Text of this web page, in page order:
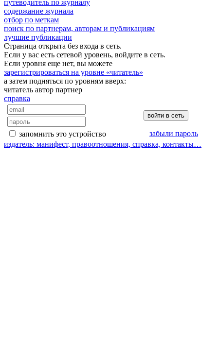
путеводитель по журналу
содержание журнала
отбор по меткам
поиск по партнерам, авторам и публикациям
лучшие публикации
Страница открыта без входа в сеть.
Если у вас есть сетевой уровень, войдите в сеть.
Если уровня еще нет, вы можете
зарегистрироваться на уровне «читатель»
а затем подняться по уровням вверх:
читатель автор партнер
справка
запомнить это устройство
забыли пароль
издатель: манифест, правоотношения, справка, контакты…